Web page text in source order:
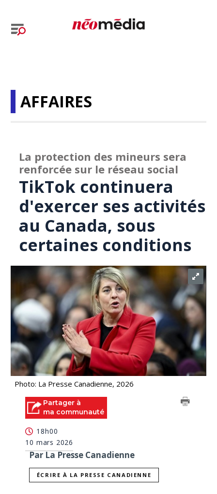
AFFAIRES
La protection des mineurs sera
renforcée sur le réseau social
TikTok continuera
d'exercer ses activités
au Canada, sous
certaines conditions
Photo: La Presse Canadienne, 2026
Partager à
ma communauté
18h00
10 mars 2026
Par La Presse Canadienne
ÉCRIRE À LA PRESSE CANADIENNE